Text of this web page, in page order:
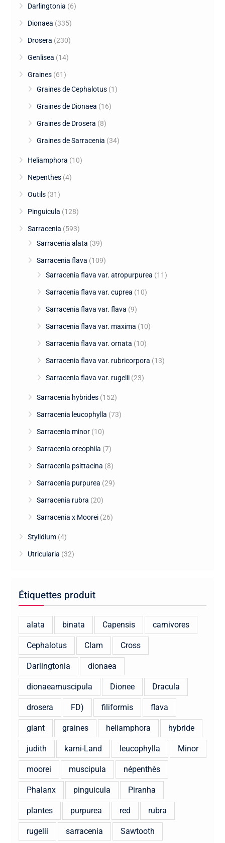
Darlingtonia (6)
Dionaea (335)
Drosera (230)
Genlisea (14)
Graines (61)
Graines de Cephalotus (1)
Graines de Dionaea (16)
Graines de Drosera (8)
Graines de Sarracenia (34)
Heliamphora (10)
Nepenthes (4)
Outils (31)
Pinguicula (128)
Sarracenia (593)
Sarracenia alata (39)
Sarracenia flava (109)
Sarracenia flava var. atropurpurea (11)
Sarracenia flava var. cuprea (10)
Sarracenia flava var. flava (9)
Sarracenia flava var. maxima (10)
Sarracenia flava var. ornata (10)
Sarracenia flava var. rubricorpora (13)
Sarracenia flava var. rugelii (23)
Sarracenia hybrides (152)
Sarracenia leucophylla (73)
Sarracenia minor (10)
Sarracenia oreophila (7)
Sarracenia psittacina (8)
Sarracenia purpurea (29)
Sarracenia rubra (20)
Sarracenia x Moorei (26)
Stylidium (4)
Utricularia (32)
Étiquettes produit
alata binata Capensis carnivores
Cephalotus Clam Cross
Darlingtonia dionaea
dionaeamuscipula Dionee Dracula
drosera FD) filiformis flava
giant graines heliamphora hybride
judith karni-Land leucophylla Minor
moorei muscipula népenthès
Phalanx pinguicula Piranha
plantes purpurea red rubra
rugelii sarracenia Sawtooth